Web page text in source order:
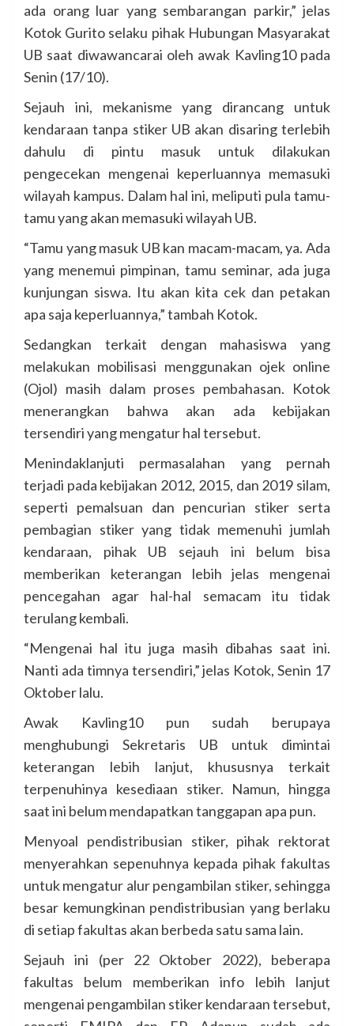
ada orang luar yang sembarangan parkir,” jelas
Kotok Gurito selaku pihak Hubungan Masyarakat
UB saat diwawancarai oleh awak Kavling10 pada
Senin (17/10).
Sejauh ini, mekanisme yang dirancang untuk
kendaraan tanpa stiker UB akan disaring terlebih
dahulu di pintu masuk untuk dilakukan
pengecekan mengenai keperluannya memasuki
wilayah kampus. Dalam hal ini, meliputi pula tamu-
tamu yang akan memasuki wilayah UB.
“Tamu yang masuk UB kan macam-macam, ya. Ada
yang menemui pimpinan, tamu seminar, ada juga
kunjungan siswa. Itu akan kita cek dan petakan
apa saja keperluannya,” tambah Kotok.
Sedangkan terkait dengan mahasiswa yang
melakukan mobilisasi menggunakan ojek online
(Ojol) masih dalam proses pembahasan. Kotok
menerangkan bahwa akan ada kebijakan
tersendiri yang mengatur hal tersebut.
Menindaklanjuti permasalahan yang pernah
terjadi pada kebijakan 2012, 2015, dan 2019 silam,
seperti pemalsuan dan pencurian stiker serta
pembagian stiker yang tidak memenuhi jumlah
kendaraan, pihak UB sejauh ini belum bisa
memberikan keterangan lebih jelas mengenai
pencegahan agar hal-hal semacam itu tidak
terulang kembali.
“Mengenai hal itu juga masih dibahas saat ini.
Nanti ada timnya tersendiri,” jelas Kotok, Senin 17
Oktober lalu.
Awak Kavling10 pun sudah berupaya
menghubungi Sekretaris UB untuk dimintai
keterangan lebih lanjut, khususnya terkait
terpenuhinya kesediaan stiker. Namun, hingga
saat ini belum mendapatkan tanggapan apa pun.
Menyoal pendistribusian stiker, pihak rektorat
menyerahkan sepenuhnya kepada pihak fakultas
untuk mengatur alur pengambilan stiker, sehingga
besar kemungkinan pendistribusian yang berlaku
di setiap fakultas akan berbeda satu sama lain.
Sejauh ini (per 22 Oktober 2022), beberapa
fakultas belum memberikan info lebih lanjut
mengenai pengambilan stiker kendaraan tersebut,